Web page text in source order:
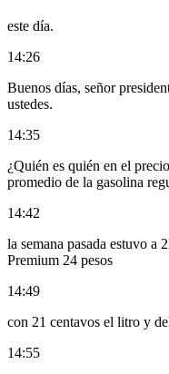
este día.
14:26
Buenos días, señor
ustedes.
14:35
¿Quién es quién en el
promedio de la gasolina
14:42
la semana pasada estuvo a
Premium 24 pesos
14:49
con 21 centavos el litro y
14:55